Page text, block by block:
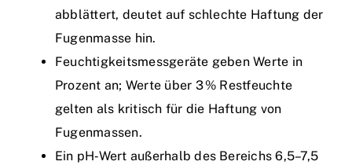
abblättert, deutet auf schlechte Haftung der
Fugenmasse hin.
Feuchtigkeitsmessgeräte geben Werte in
Prozent an; Werte über 3 % Restfeuchte
gelten als kritisch für die Haftung von
Fugenmassen.
Ein pH‑Wert außerhalb des Bereichs 6,5–7,5